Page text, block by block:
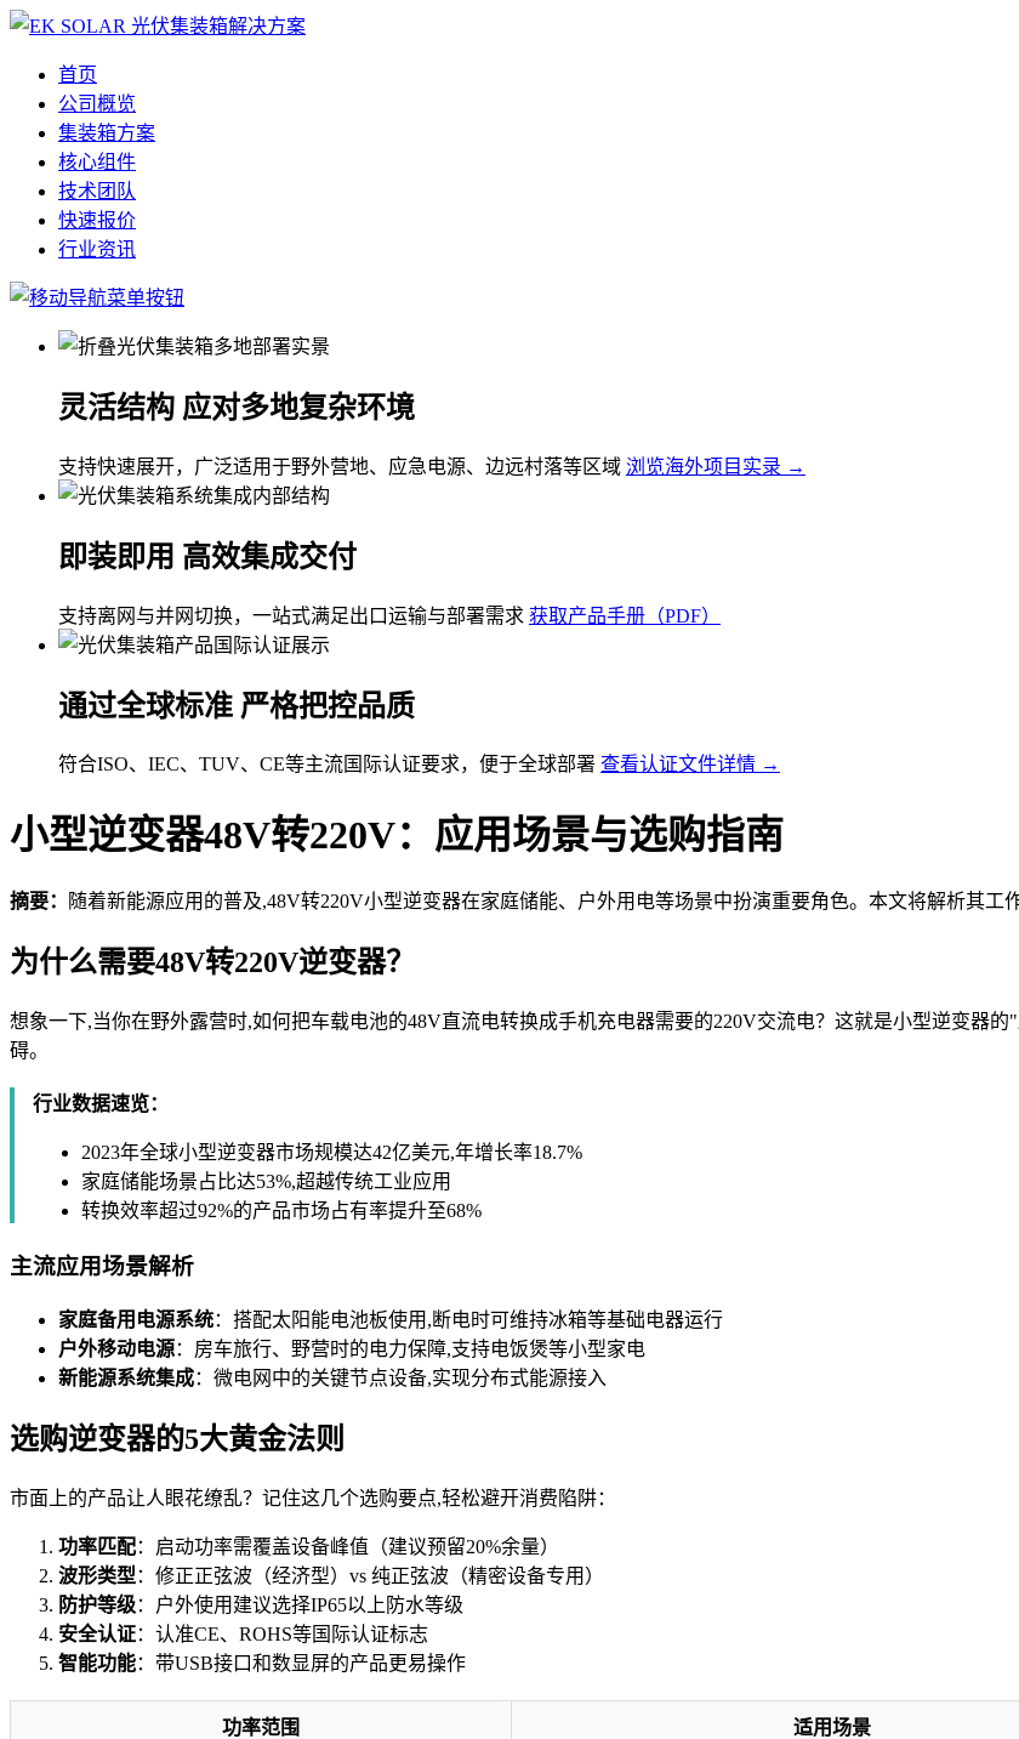
首页
公司概览
集装箱方案
核心组件
技术团队
快速报价
行业资讯
灵活结构 应对多地复杂环境
支持快速展开，广泛适用于野外营地、应急电源、边远村落等区域 浏览海外项目实录 →
即装即用 高效集成交付
支持离网与并网切换，一站式满足出口运输与部署需求 获取产品手册（PDF）
通过全球标准 严格把控品质
符合ISO、IEC、TUV、CE等主流国际认证要求，便于全球部署 查看认证文件详情 →
小型逆变器48V转220V：应用场景与选购指南
摘要： 随着新能源应用的普及,48V转220V小型逆变器在家庭储能、户外用电等场景中扮演重要角色。本文将解析其工
为什么需要48V转220V逆变器？
想象一下,当你在野外露营时,如何把车载电池的48V直流电转换成手机充电器需要的220V交流电？这就是小型逆变
碍。
行业数据速览：
2023年全球小型逆变器市场规模达42亿美元,年增长率18.7%
家庭储能场景占比达53%,超越传统工业应用
转换效率超过92%的产品市场占有率提升至68%
主流应用场景解析
家庭备用电源系统：搭配太阳能电池板使用,断电时可维持冰箱等基础电器运行
户外移动电源：房车旅行、野营时的电力保障,支持电饭煲等小型家电
新能源系统集成：微电网中的关键节点设备,实现分布式能源接入
选购逆变器的5大黄金法则
市面上的产品让人眼花缭乱？记住这几个选购要点,轻松避开消费陷阱：
功率匹配：启动功率需覆盖设备峰值（建议预留20%余量）
波形类型 ：修正正弦波（经济型）vs 纯正弦波（精密设备专用）
防护等级：户外使用建议选择IP65以上防水等级
安全认证：认准CE、ROHS等国际认证标志
智能功能：带USB接口和数显屏的产品更易操作
功率范围 适用场景